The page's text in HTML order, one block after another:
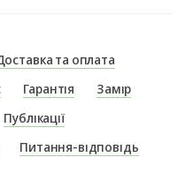
та оплата
Гарантія
Замір
Публікації
Питання-відповідь